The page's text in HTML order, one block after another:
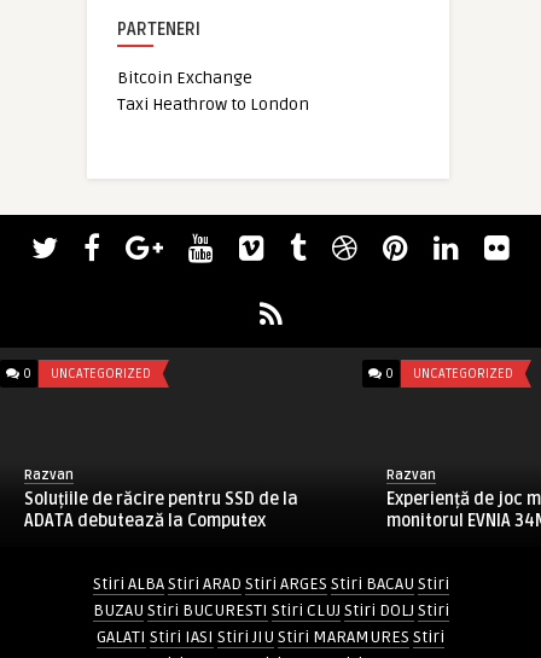
PARTENERI
Bitcoin Exchange
Taxi Heathrow to London
0 UNCATEGORIZED
Razvan
Soluțiile de răcire pentru SSD de la
ADATA debutează la Computex
0 UNCATEGORIZED
Razvan
Experiență de joc
monitorul EVNIA
Stiri ALBA Stiri ARAD Stiri ARGES Stiri BACAU Stiri
BUZAU Stiri BUCURESTI Stiri CLUJ Stiri DOLJ Stiri
GALATI Stiri IASI Stiri JIU Stiri MARAMURES Stiri